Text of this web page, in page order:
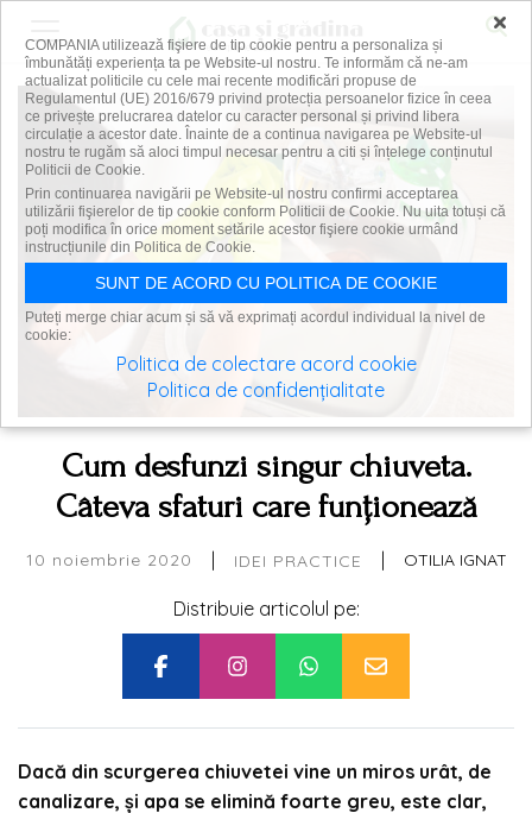
Cum desfunzi singur chiuveta.
Câteva sfaturi care funționează
10 noiembrie 2020 | IDEI PRACTICE | OTILIA IGNAT
Distribuie articolul pe:
Dacă din scurgerea chiuvetei vine un miros urât, de
canalizare, și apa se elimină foarte greu, este clar,
×
COMPANIA utilizează fişiere de tip cookie pentru a personaliza și
îmbunătăți experiența ta pe Website-ul nostru. Te informăm că ne-am
actualizat politicile cu cele mai recente modificări propuse de
Regulamentul (UE) 2016/679 privind protecția persoanelor fizice în ceea
ce privește prelucrarea datelor cu caracter personal și privind libera
circulație a acestor date. Înainte de a continua navigarea pe Website-ul
nostru te rugăm să aloci timpul necesar pentru a citi și înțelege conținutul
Politicii de Cookie.
Prin continuarea navigării pe Website-ul nostru confirmi acceptarea
utilizării fişierelor de tip cookie conform Politicii de Cookie. Nu uita totuși că
poți modifica în orice moment setările acestor fişiere cookie urmând
instrucțiunile din Politica de Cookie.
SUNT DE ACORD CU POLITICA DE COOKIE
Puteți merge chiar acum și să vă exprimați acordul individual la nivel de
cookie:
Politica de colectare acord cookie
Politica de confidențialitate